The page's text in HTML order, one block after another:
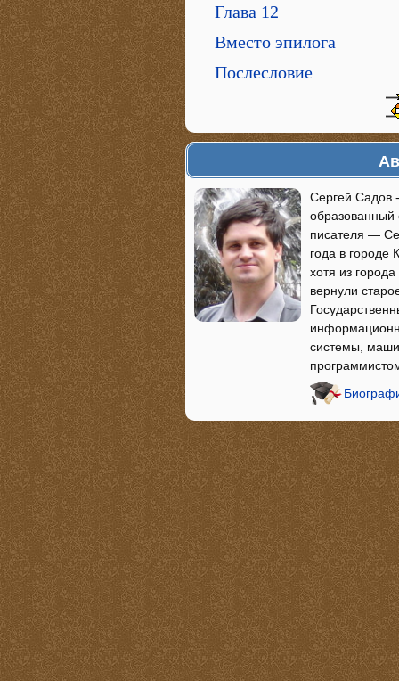
Глава 12
Вместо эпилога
Послесловие
Сергей Садов
писателя —
года в
хотя из
вернули
системы,